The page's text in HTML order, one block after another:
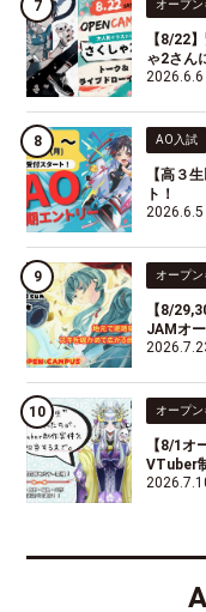
オープ
【8/22
ゃ2さん
2026.6.6
AO入試
【高３
ト！
2026.6.5
オープ
【8/
JAMオ
オープ
【8/1オ
VTuber